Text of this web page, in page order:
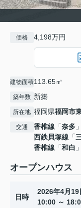
価格 4,198万円
建物面積113.65㎡
築年数 新築
所在地 福岡県福岡市
交通 香椎線 「奈多
西鉄貝塚線 「
香椎線 「和白
オープンハウス
日時
2026年4月19
10:00 ～